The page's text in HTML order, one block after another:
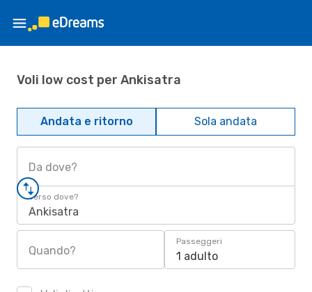
Voli low cost per Ankisatra
Andata e ritorno Sola andata
Da dove?
Verso dove?
Ankisatra
Quando?
Passeggeri
1 adulto